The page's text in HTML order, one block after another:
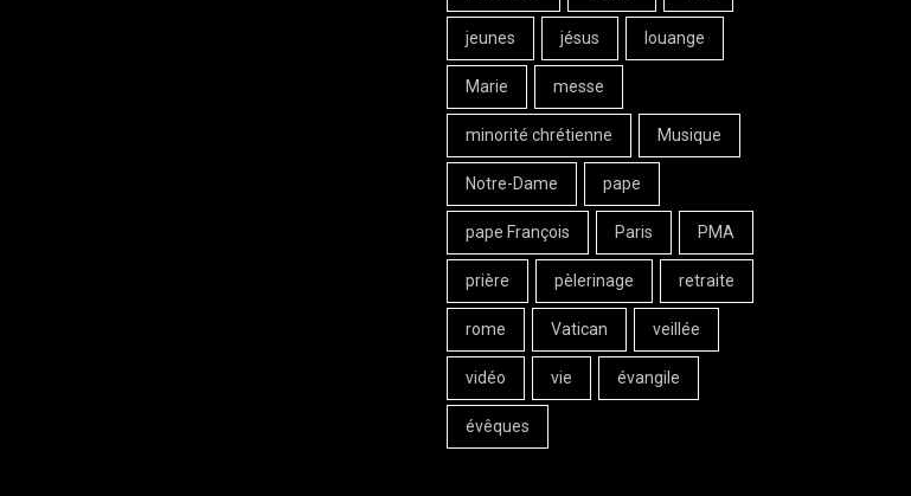
jeunes jésus louange
Marie messe
minorité chrétienne Musique
Notre-Dame pape
pape François Paris PMA
prière pèlerinage retraite
rome Vatican veillée
vidéo vie évangile
évêques